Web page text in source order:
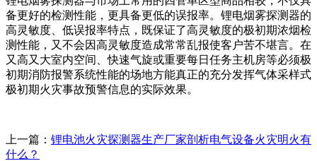
备更好的检测性能，更具备更低的误报率。锂电烟雾探测器的
高灵敏度、低误报率特点，既保证了高灵敏度的极初期浓烟检
测性能，又不会因高灵敏度造成常常乱报使客户苦不堪言。在
又高又大室内空间、快速气旋或重要每日任务主机房等必须极
初期消防报警系统性能的场地方能真正的充分发挥气体采样式
极初期火灾事故预警信息的实际效果。
上一篇： 锂电池火灾探测器生产厂家剖析电气设备火灾明火有
什么？